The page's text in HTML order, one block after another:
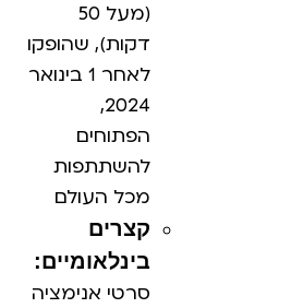
(מעל 50
דקות), שהופקו
לאחר 1 בינואר
2024,
הפתוחים
להשתתפות
מכל העולם
קצרים
בינלאומיים:
סרטי אנימציה